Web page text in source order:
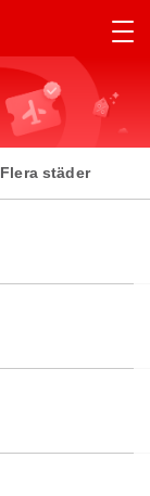
Flera städer